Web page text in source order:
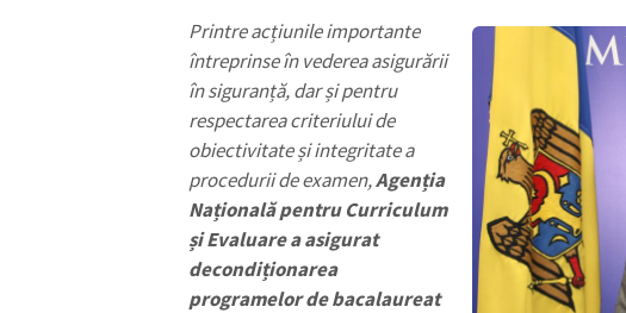
Printre acțiunile importante
întreprinse în vederea asigurării
în siguranță, dar și pentru
respectarea criteriului de
obiectivitate și integritate a
procedurii de examen,Agenția
Națională pentru Curriculum
și Evaluare a asigurat
decondiționarea
programelor de bacalaureat
Fotografie +
+
Mesajul știrei +